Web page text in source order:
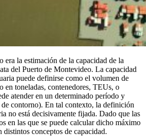
la estimación de la capacidad de la
del Puerto de Montevideo. La capacidad
puede definirse como el volumen de
en toneladas, contenedores, TEUs, o
atender en un determinado período y
contorno). En tal contexto, la definición
no está decisivamente fijada. Dado que las
en las que se puede calcular dicho máximo
distintos conceptos de capacidad.